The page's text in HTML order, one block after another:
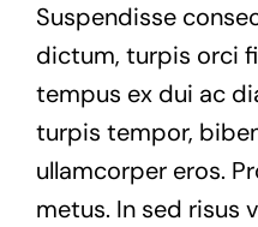
Suspendisse
dictum, turpis orci
tempus ex dui ac
turpis tempor,
ullamcorper eros.
metus. In sed risus